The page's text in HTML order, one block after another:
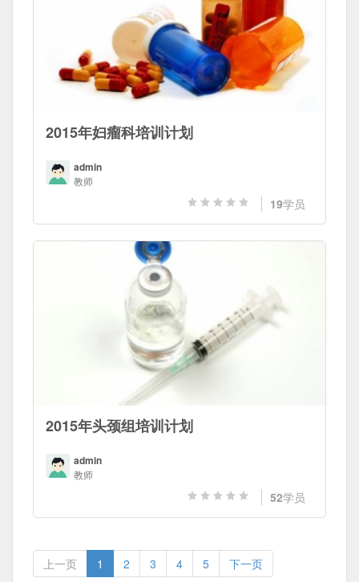
2015年妇瘤科培训计划
admin
教师
19学员
2015年头颈组培训计划
admin
教师
52学员
上一页 1 2 3 4 5 下一页